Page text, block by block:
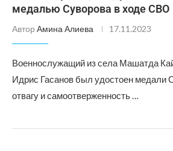
медалью Суворова в ходе СВО
Автор Амина Алиева 17.11.2023
Военнослужащий из села Машатда
Идрис Гасанов был удостоен медали
отвагу и самоотверженность …